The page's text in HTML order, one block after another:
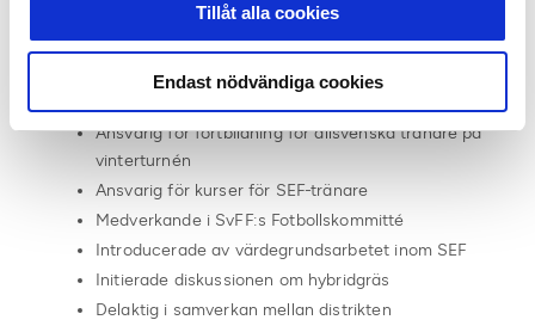
Tillåt alla cookies
Endast nödvändiga cookies
SEF Trophy för P15-lag
Ansvarig för utbildningar och fortbildningar för
Sportchefer i elitklubbarna
Ansvarig för fortbildning för allsvenska tränare på
vinterturnén
Ansvarig för kurser för SEF-tränare
Medverkande i SvFF:s Fotbollskommitté
Introducerade av värdegrundsarbetet inom SEF
Initierade diskussionen om hybridgräs
Delaktig i samverkan mellan distrikten